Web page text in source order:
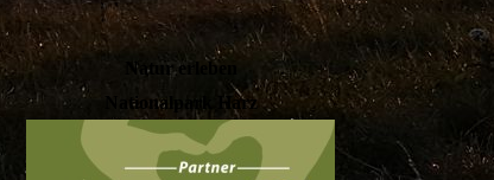
Natur erleben
Nationalpark Harz